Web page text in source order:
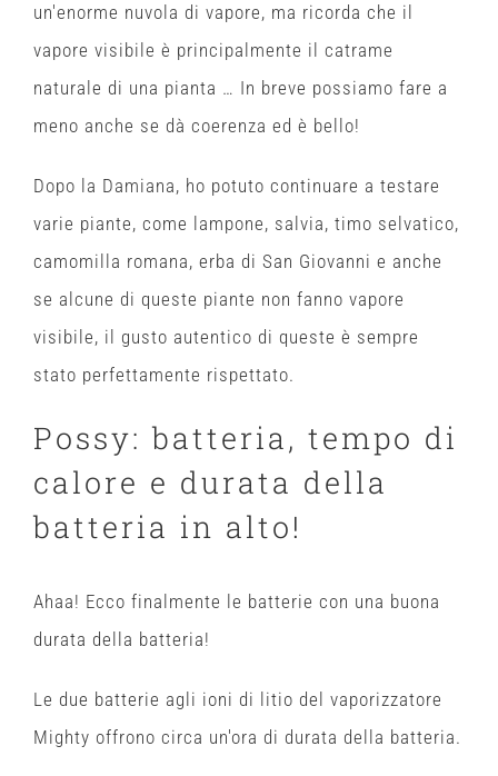
un'enorme nuvola di vapore, ma ricorda che il
vapore visibile è principalmente il catrame
naturale di una pianta … In breve possiamo fare a
meno anche se dà coerenza ed è bello!
Dopo la Damiana, ho potuto continuare a testare
varie piante, come lampone, salvia, timo selvatico,
camomilla romana, erba di San Giovanni e anche
se alcune di queste piante non fanno vapore
visibile, il gusto autentico di queste è sempre
stato perfettamente rispettato.
Possy: batteria, tempo di
calore e durata della
batteria in alto!
Ahaa! Ecco fina lmente le batterie con una buona
durata della batteria!
Le due batterie agli ioni di litio del vaporizzatore
Mighty offrono circa un'ora di durata della batteria.